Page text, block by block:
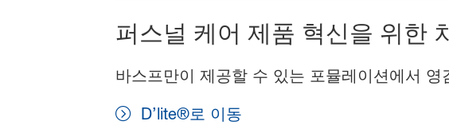
퍼스널 케어 제품 혁신을 위한
바스프만이 제공할 수 있는 포뮬레이션에서
D’lite®로 이동